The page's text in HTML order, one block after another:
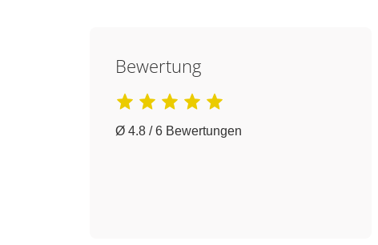
Bewertung
Ø 4.8 / 6 Bewertungen